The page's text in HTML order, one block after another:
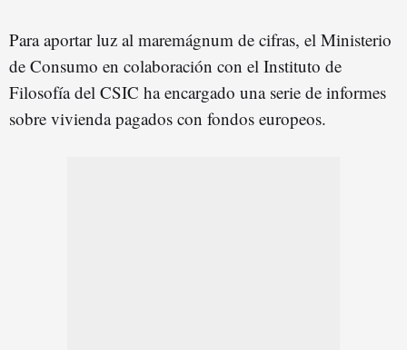
Para aportar luz al maremágnum de cifras, el Ministerio
de Consumo en colaboración con el Instituto de
Filosofía del CSIC ha encargado una serie de informes
sobre vivienda pagados con fondos europeos.